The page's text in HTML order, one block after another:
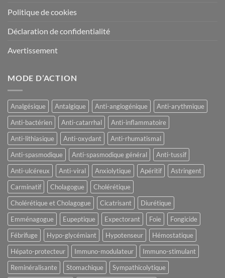
Politique de cookies
Déclaration de confidentialité
Avertissement
MODE D’ACTION
Analgésique Antalgique Anti-angiogénique
Anti-arythmique
Anti-bactérien
Anti-catarrhal
Anti-inflammatoire
Anti-lithiasique
Anti-oxydant
Anti-rhumatismal
Anti-spasmodique
Anti-spasmodique général
Anti-tussif
Anti-ulcéreux
Anti-viral Anxiolytique Apéritif
Astringent
Carminatif
Cholagogue
Cholérétique
Cholérétique et Cholagogue
Cicatrisant
Diurétique
Emménagogue
Eupeptique Expectorant Foie
Fongicide
Fébrifuge
Hypo-glycémiant Hypotenseur
Hémostatique
Hépato-protecteur
Immuno-modulateur
Immuno-stimulant
Reminéralisante
Stomachique
Sympathicolytique